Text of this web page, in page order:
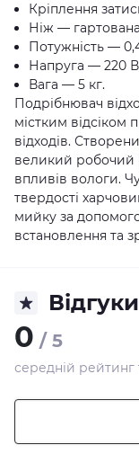
Кріплення
Ніж —
Потужність —
Напруга — 220
Вага — 5 кг.
Подрібнювач
містким
відходів.
великий робочий
впливів вологи.
твердості
мийку за
встановлення та
Відгуки
0 / 5
середній рейтинг